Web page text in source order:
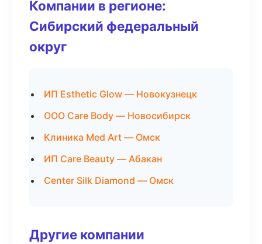
Компании в регионе:
Сибирский федеральный
округ
ИП Esthetic Glow — Новокузнецк
ООО Care Body — Новосибирск
Клиника Med Art — Омск
ИП Care Beauty — Абакан
Center Silk Diamond — Омск
Другие компании